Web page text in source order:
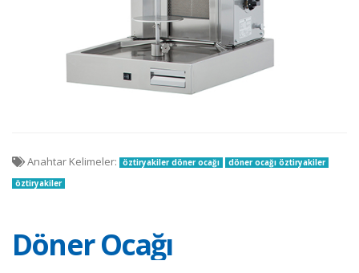
Döner Ocağı
Anahtar Kelimeler: öztiryakiler döner ocağı
döner ocağı öztiryakiler
öztiryakiler